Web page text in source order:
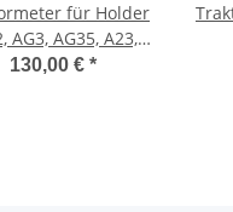
für Holder
AG3, AG35, A23,
B25, P50
130,00 € *